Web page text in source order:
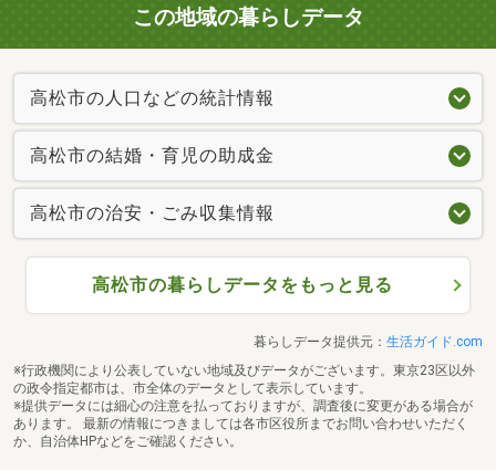
この地域の暮らしデータ
高松市の人口などの統計情報
高松市の結婚・育児の助成金
高松市の治安・ごみ収集情報
高松市の暮らしデータをもっと見る
暮らしデータ提供元： 生活ガイド.com
※行政機関により公表していない地域及びデータがございます。東京23区以外
の政令指定都市は、市全体のデータとして表示しています。
※提供データには細心の注意を払っておりますが、調査後に変更がある場合が
あります。 最新の情報につきましては各市区役所までお問い合わせいただく
か、自治体HPなどをご確認ください。